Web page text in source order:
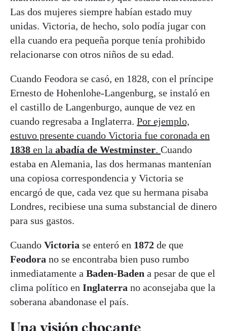
Las dos mujeres siempre habían estado muy
unidas. Victoria, de hecho, solo podía jugar con
ella cuando era pequeña porque tenía prohibido
relacionarse con otros niños de su edad.
Cuando Feodora se casó, en 1828, con el príncipe
Ernesto de Hohenlohe-Langenburg, se instaló en
el castillo de Langenburgo, aunque de vez en
cuando regresaba a Inglaterra. Por ejemplo,
estuvo presente cuando Victoria fue coronada en
1838 en la abadía de Westminster. Cuando
estaba en Alemania, las dos hermanas mantenían
una copiosa correspondencia y Victoria se
encargó de que, cada vez que su hermana pisaba
Londres, recibiese una suma substancial de dinero
para sus gastos.
Cuando Victoria se enteró en 1872 de que
Feodora no se encontraba bien puso rumbo
inmediatamente a Baden-Baden a pesar de que el
clima político en Inglaterra no aconsejaba que la
soberana abandonase el país.